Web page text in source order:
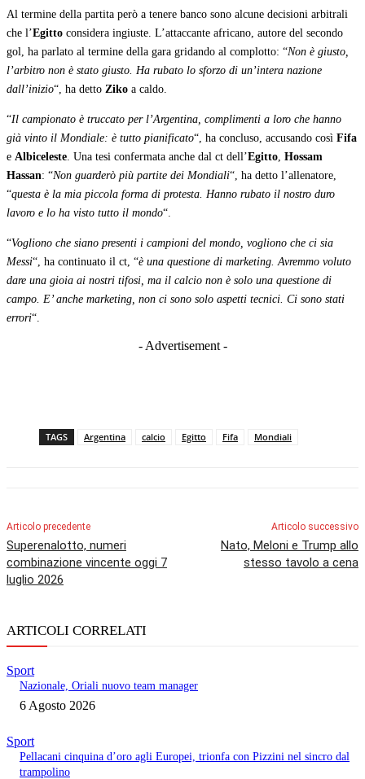
Al termine della partita però a tenere banco sono alcune decisioni arbitrali
che l’Egitto considera ingiuste. L’attaccante africano, autore del secondo
gol, ha parlato al termine della gara gridando al complotto: “Non è giusto,
l’arbitro non è stato giusto. Ha rubato lo sforzo di un’intera nazione
dall’inizio“, ha detto Ziko a caldo.
“Il campionato è truccato per l’Argentina, complimenti a loro che hanno
già vinto il Mondiale: è tutto pianificato“, ha concluso, accusando così Fifa
e Albiceleste. Una tesi confermata anche dal ct dell’Egitto, Hossam
Hassan: “Non guarderò più partite dei Mondiali“, ha detto l’allenatore,
“questa è la mia piccola forma di protesta. Hanno rubato il nostro duro
lavoro e lo ha visto tutto il mondo“.
“Vogliono che siano presenti i campioni del mondo, vogliono che ci sia
Messi“, ha continuato il ct, “è una questione di marketing. Avremmo voluto
dare una gioia ai nostri tifosi, ma il calcio non è solo una questione di
campo. E’ anche marketing, non ci sono solo aspetti tecnici. Ci sono stati
errori“.
- Advertisement -
TAGS Argentina calcio Egitto Fifa Mondiali
Articolo precedente
Superenalotto, numeri
combinazione vincente oggi 7
luglio 2026
Articolo successivo
Nato, Meloni e Trump allo
stesso tavolo a cena
ARTICOLI CORRELATI
Sport
Nazionale, Oriali nuovo team manager
6 Agosto 2026
Sport
Pellacani cinquina d’oro agli Europei, trionfa con Pizzini nel sincro dal
trampolino